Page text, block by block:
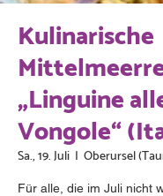
Kulinarische
„Linguine
Vongole“
Sa., 19. Juli
  |
Oberursel
Für alle, die im Juli nicht